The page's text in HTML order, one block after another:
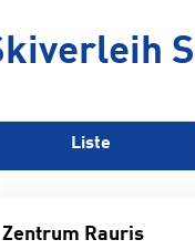
Liste
Zentrum Rauris